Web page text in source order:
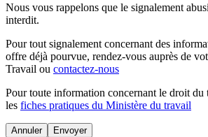
Nous vous rappelons que le signalement
interdit.
Pour tout signalement concernant des
offre déjà pourvue, rendez-vous auprès de
Travail ou contactez-nous
Pour toute information concernant le droit du
les fiches pratiques du Ministère du travail
Annuler